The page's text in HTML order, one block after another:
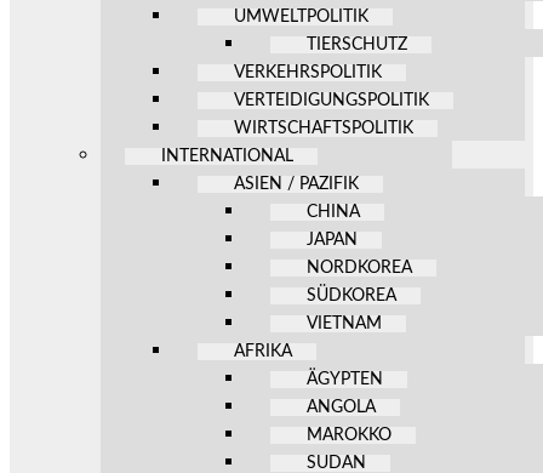
UMWELTPOLITIK
TIERSCHUTZ
VERKEHRSPOLITIK
VERTEIDIGUNGSPOLITIK
WIRTSCHAFTSPOLITIK
INTERNATIONAL
ASIEN / PAZIFIK
CHINA
JAPAN
NORDKOREA
SÜDKOREA
VIETNAM
AFRIKA
ÄGYPTEN
ANGOLA
MAROKKO
SUDAN